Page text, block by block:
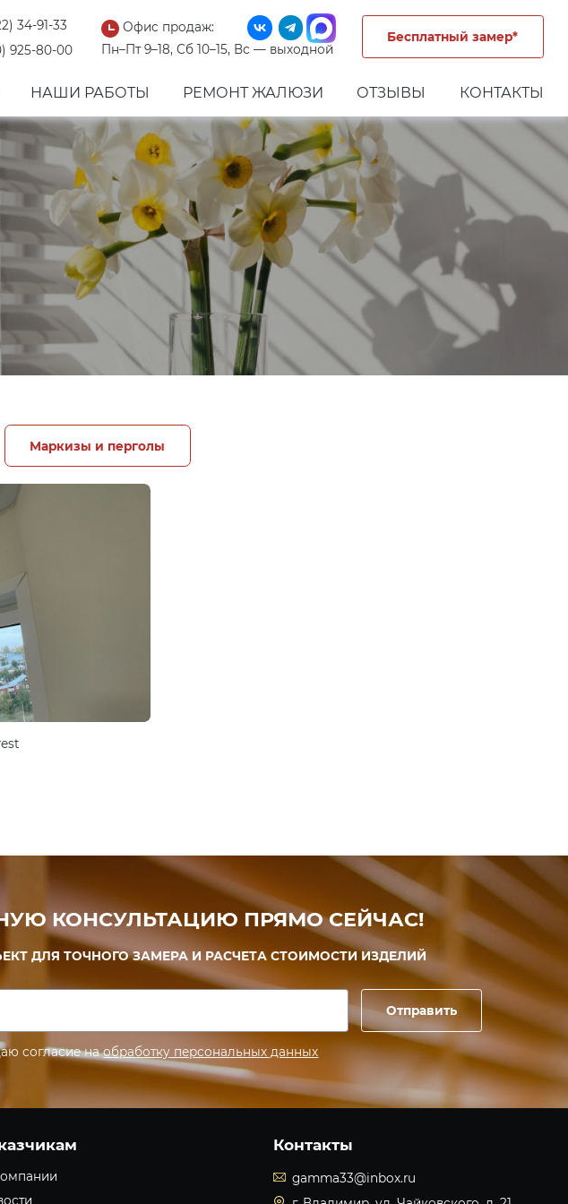
34-91-33
925-80-00
Офис продаж:
Пн–Пт 9–18, Сб 10–15, Вс — выходной
Бесплатный замер*
НАШИ РАБОТЫ РЕМОНТ ЖАЛЮЗИ ОТЗЫВЫ КОНТАКТЫ
Маркизы и перголы
КОНСУЛЬТАЦИЮ ПРЯМО СЕЙЧАС!
ДЛЯ ТОЧНОГО ЗАМЕРА И РАСЧЕТА СТОИМОСТИ ИЗДЕЛИЙ
Отправить
согласие наобработку персональных данных
Контакты
gamma33@inbox.ru